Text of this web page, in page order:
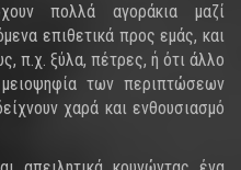
πολλά αγοράκια μαζί
επιθετικά προς εμάς, και
π.χ. ξύλα, πέτρες, ή ότι άλλο
των περιπτώσεων
χαρά και ενθουσιασμό